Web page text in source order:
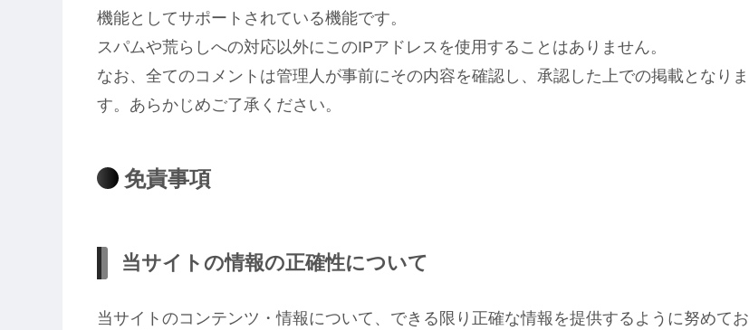
機能としてサポートされている機能です。
スパムや荒らしへの対応以外にこのIPアドレスを使用することはありません。
なお、全てのコメントは管理人が事前にその内容を確認し、承認した上での掲載となりま
す。あらかじめご了承ください。
免責事項
当サイトの情報の正確性について
当サイトのコンテンツ・情報について、できる限り正確な情報を提供するように努めてお